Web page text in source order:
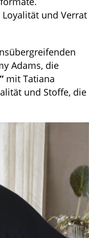
und Verrat
Adams, die
mit Tatiana
und Stoffe, die